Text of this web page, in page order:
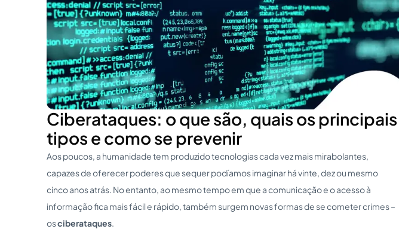
Ciberataques: o que são, quais os principais
tipos e como se prevenir
Aos poucos, a humanidade tem produzido tecnologias cada vez mais mirabolantes,
capazes de oferecer poderes que sequer podíamos imaginar há vinte, dez ou mesmo
cinco anos atrás. No entanto, ao mesmo tempo em que a comunicação e o acesso à
informação fica mais fácil e rápido, também surgem novas formas de se cometer crimes –
osciberataques.